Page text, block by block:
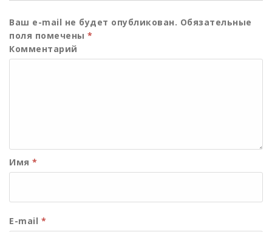
Ваш e-mail не будет опубликован. Обязательные
поля помечены *
Комментарий
Имя *
E-mail *